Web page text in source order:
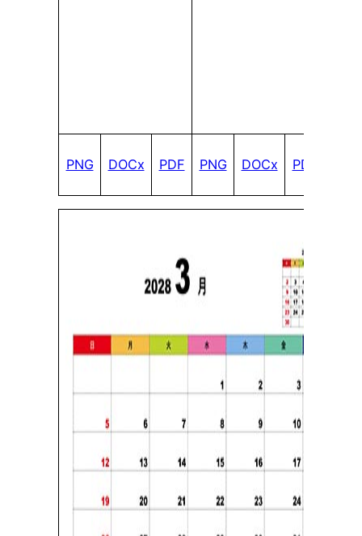
PNG DOCx PDF PNG DOCx PDF